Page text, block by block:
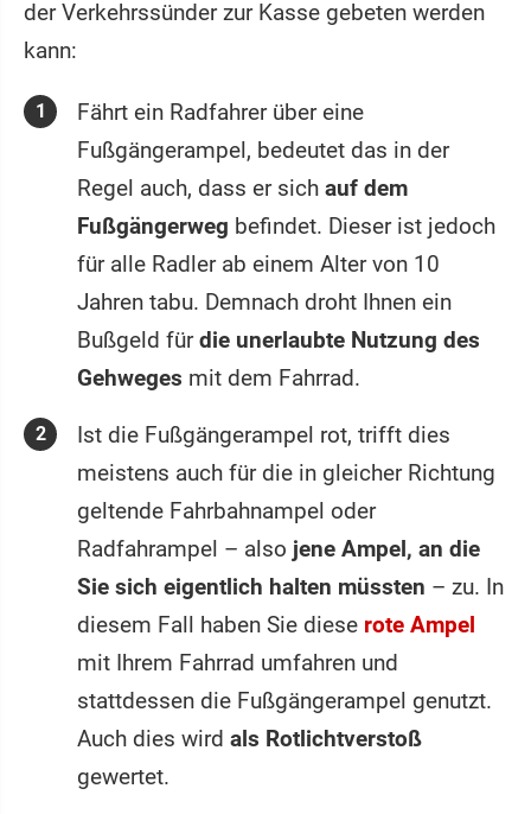
der Verkehrssünder zur Kasse gebeten werden
kann:
Fährt ein Radfahrer über eine
Fußgängerampel, bedeutet das in der
Regel auch, dass er sich auf dem
Fußgängerweg befindet. Dieser ist jedoch
für alle Radler ab einem Alter von 10
Jahren tabu. Demnach droht Ihnen ein
Bußgeld fürdie unerlaubte Nutzung des
Gehweges mit dem Fahrrad.
Ist die Fußgängerampel rot, trifft dies
meistens auch für die in gleicher Richtung
geltende Fahrbahnampel oder
Radfahrampel – also jene Ampel, an die
Sie sich eigentlich halten müssten – zu. In
diesem Fall haben Sie diese rote Ampel
mit Ihrem Fahrrad umfahren und
stattdessen die Fußgängerampel genutzt.
Auch dies wird als Rotlichtverstoß
gewertet.